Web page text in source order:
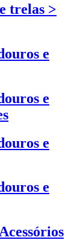
trelas >
e
e
e
e